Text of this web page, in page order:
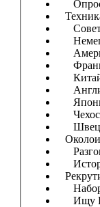
Набор
Ищу